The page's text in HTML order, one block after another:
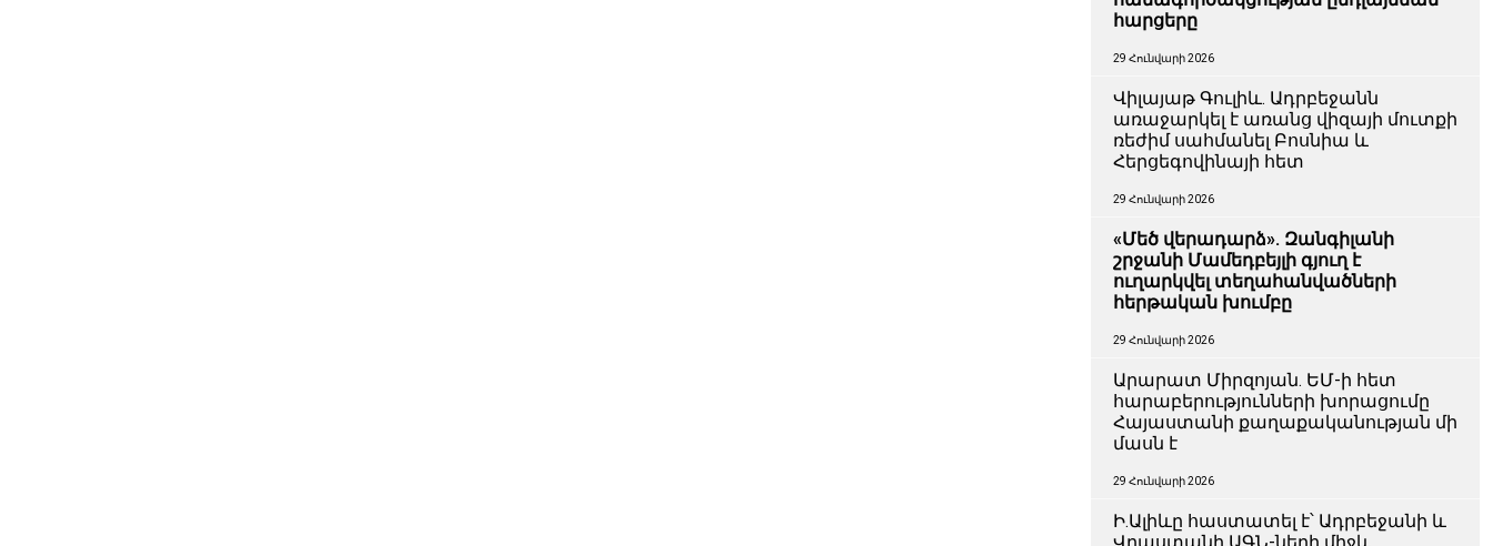
հարցերը
29 Հունվարի 2026
Վիլայաթ Գուլիև. Ադրբեջանն
առաջարկել է առանց վիզայի մուտքի
ռեժիմ սահմանել Բոսնիա և
Հերցեգովինայի հետ
29 Հունվարի 2026
«Մեծ վերադարձ». Զանգիլանի
շրջանի Մամեդբեյլի գյուղ է
ուղարկվել տեղահանվածների
հերթական խումբը
29 Հունվարի 2026
Արարատ Միրզոյան. ԵՄ-ի հետ
հարաբերությունների խորացումը
Հայաստանի քաղաքականության մի
մասն է
29 Հունվարի 2026
Ի.Ալիևը հաստատել է՝ Ադրբեջանի և